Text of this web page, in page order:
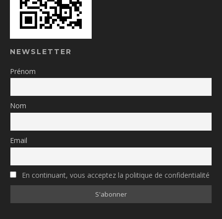
NEWSLETTER
Prénom
Nom
Email
En continuant, vous acceptez la politique de confidentialité